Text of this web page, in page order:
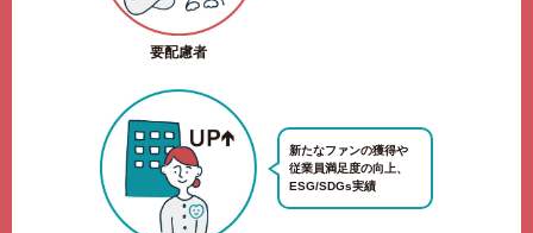
要配慮者
新たなファンの獲得や
従業員満足度の向上、
ESG/SDGs実績